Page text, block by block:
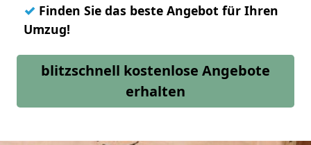
✓ Finden Sie das beste Angebot für Ihren
Umzug!
blitzschnell kostenlose Angebote
erhalten